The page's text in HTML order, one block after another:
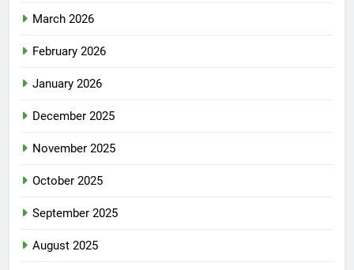
March 2026
February 2026
January 2026
December 2025
November 2025
October 2025
September 2025
August 2025